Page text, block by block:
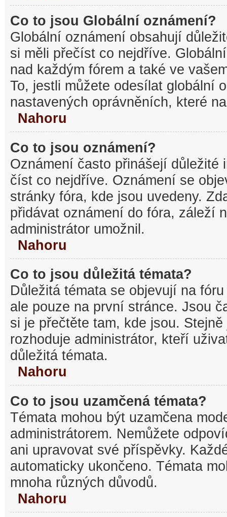
Co to jsou Globální oznámení?
Globální oznámení obsahují
si měli přečíst co nejdříve.
nad každým fórem a také ve
To, jestli můžete odesílat globální
nastavených oprávněních, které
Nahoru
Co to jsou oznámení?
Oznámení často přinášejí důležité
číst co nejdříve. Oznámení se
stránky fóra, kde jsou uvedeny.
přidávat oznámení do fóra, záleží
administrátor umožnil.
Nahoru
Co to jsou důležitá témata?
Důležitá témata se objevují na
ale pouze na první stránce. Jsou
si je přečtěte tam, kde jsou.
rozhoduje administrátor, kteří
důležitá témata.
Nahoru
Co to jsou uzamčená témata?
Témata mohou být uzamčena
administrátorem. Nemůžete
ani upravovat své příspěvky.
automaticky ukončeno. Témata
mnoha různých důvodů.
Nahoru